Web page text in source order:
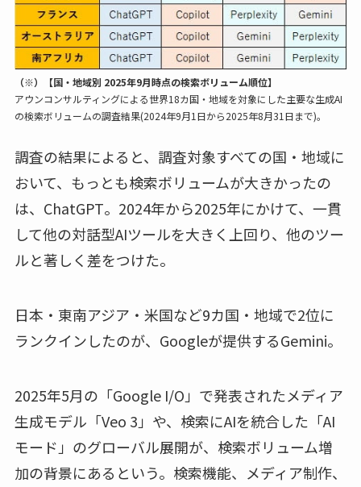
（※）【国・地域別 2025年9月時点の検索ボリューム順位】
アウンコンサルティングによる世界18カ国・地域を対象にした主要な生成AI
の検索ボリュームの調査結果(2024年9月1日から2025年8月31日まで)。
調査の結果によると、調査対象すべての国・地域に
おいて、もっとも検索ボリュームが大きかったの
は、ChatGPT。2024年から2025年にかけて、一貫
して他の対話型AIツールを大きく上回り、他のツー
ルと著しく差をつけた。
日本・東南アジア・米国など9カ国・地域で2位に
ランクインしたのが、Googleが提供するGemini。
2025年5月の「Google I/O」で発表されたメディア
生成モデル「Veo 3」や、検索にAIを統合した「AI
モード」のグローバル展開が、検索ボリューム増
加の背景にあるという。検索機能、メディア制作、